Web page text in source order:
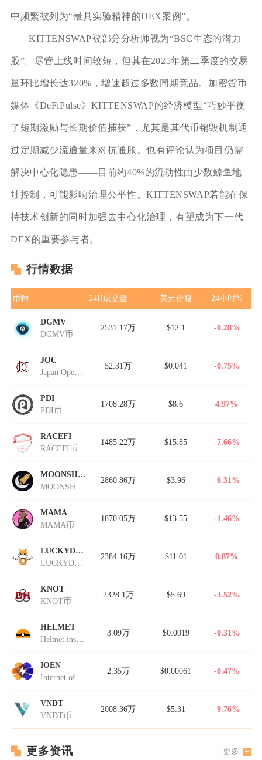
中频繁被列为“最具实验精神的DEX案例”。
KITTENSWAP被部分分析师视为“BSC生态的潜力
股”。尽管上线时间较短，但其在2025年第二季度的交易
量环比增长达320%，增速超过多数同期竞品。加密货币
媒体《DeFiPulse》KITTENSWAP的经济模型“巧妙平衡
了短期激励与长期价值捕获”，尤其是其代币销毁机制通
过定期减少流通量来对抗通胀。也有评论认为项目仍需
解决中心化隐患——目前约40%的流动性由少数鲸鱼地
址控制，可能影响治理公平性。KITTENSWAP若能在保
持技术创新的同时加强去中心化治理，有望成为下一代
DEX的重要参与者。
行情数据
币种 24H成交量 美元价格 24小时%
DGMV
DGMV币
2531.17万 $12.1 -0.28%
JOC
Japan Open Chain
52.31万 $0.041 -0.75%
PDI
PDI币
1708.28万 $8.6 4.97%
RACEFI
RACEFI币
1485.22万 $15.85 -7.66%
MOONSHOT
MOONSHOT币
2860.86万 $3.96 -6.31%
MAMA
MAMA币
1870.05万 $13.55 -1.46%
LUCKYDOGE
LUCKYDOGE币
2384.16万 $11.01 0.87%
KNOT
KNOT币
2328.1万 $5.69 -3.52%
HELMET
Helmet.insure Governance Token
3.09万 $0.0019 -0.31%
IOEN
Internet of Energy Network
2.35万 $0.00061 -0.47%
VNDT
VNDT币
2008.36万 $5.31 -9.76%
更多资讯 更多